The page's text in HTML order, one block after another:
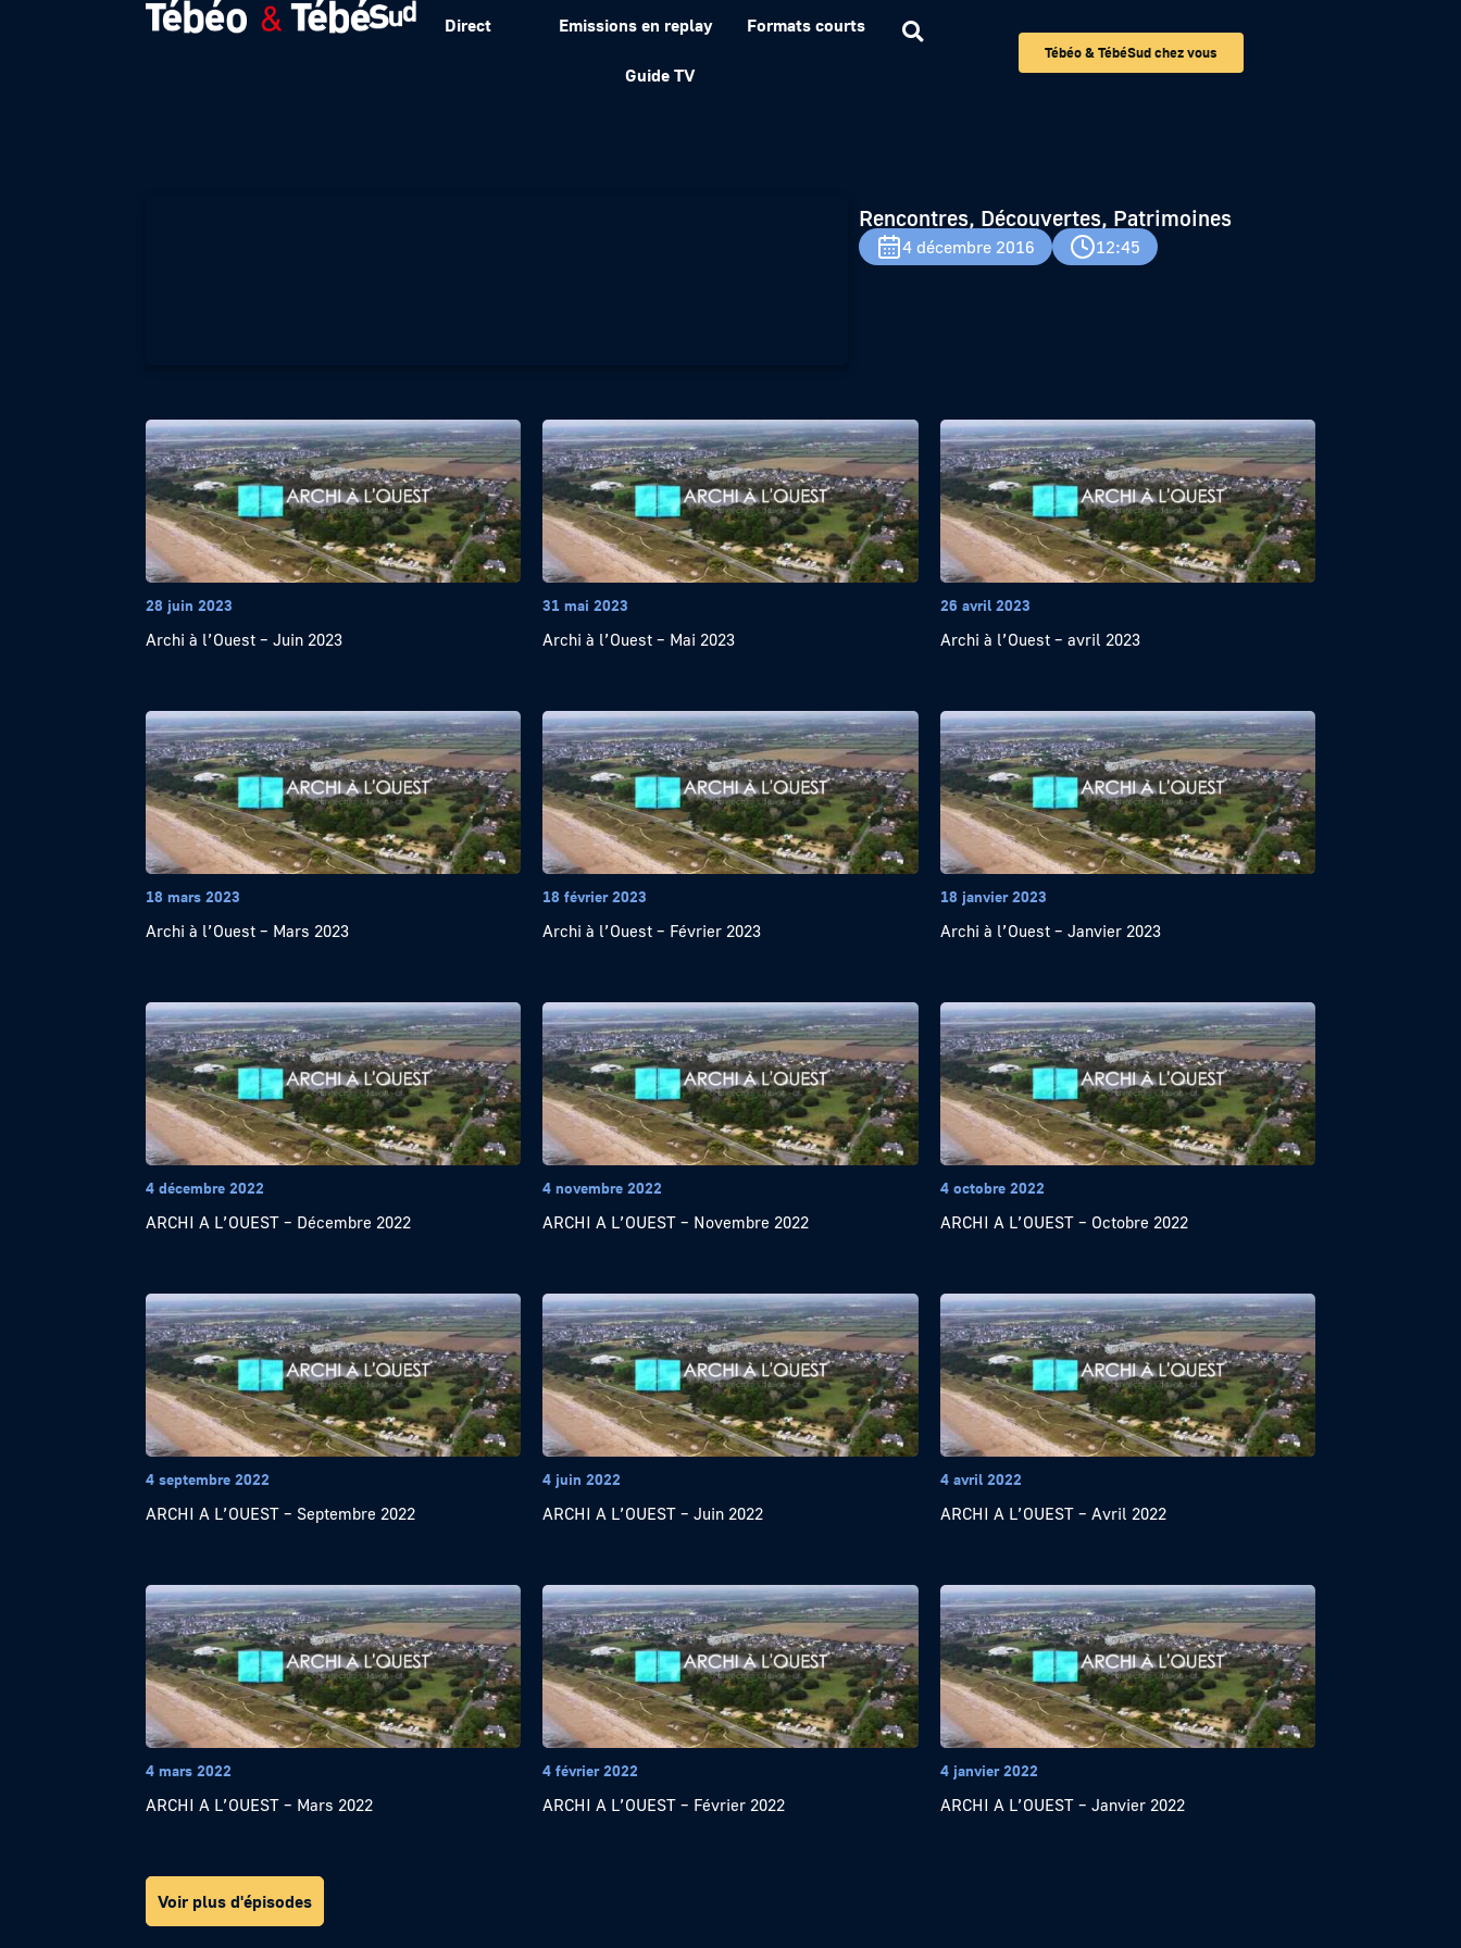
Direct Emissions en replay Formats courts
Guide TV
Tébéo & TébéSud chez vous
ARCHI A L’OUEST – Décembre 2016
Rencontres, Découvertes, Patrimoines
4 décembre 2016 12:45
28 juin 2023
Archi à l’Ouest – Juin 2023
31 mai 2023
Archi à l’Ouest – Mai 2023
26 avril 2023
Archi à l’Ouest – avril 2023
18 mars 2023
Archi à l’Ouest – Mars 2023
18 février 2023
Archi à l’Ouest – Février 2023
18 janvier 2023
Archi à l’Ouest – Janvier 2023
4 décembre 2022
ARCHI A L’OUEST – Décembre 2022
4 novembre 2022
ARCHI A L’OUEST – Novembre 2022
4 octobre 2022
ARCHI A L’OUEST – Octobre 2022
4 septembre 2022
ARCHI A L’OUEST – Septembre 2022
4 juin 2022
ARCHI A L’OUEST – Juin 2022
4 avril 2022
ARCHI A L’OUEST – Avril 2022
4 mars 2022
ARCHI A L’OUEST – Mars 2022
4 février 2022
ARCHI A L’OUEST – Février 2022
4 janvier 2022
ARCHI A L’OUEST – Janvier 2022
Voir plus d'épisodes